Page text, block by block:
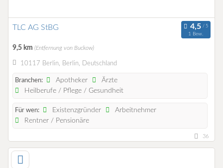
TLC AG StBG
1 Bew.
9,5 km (Entfernung von Buckow)
10117 Berlin, Berlin, Deutschland
Branchen: Apotheker
Ärzte
Heilberufe / Pflege / Gesundheit
Für wen: Existenzgründer
Arbeitnehmer
Rentner / Pensionäre
36